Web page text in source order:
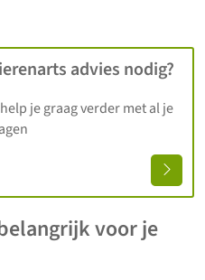
advies nodig?
je graag verder met al je
voor je